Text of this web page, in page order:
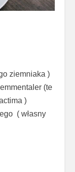
ziemniaka )
(te
)
( własny